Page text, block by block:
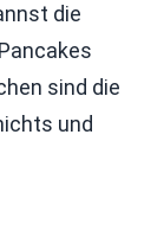
die
sind die
und